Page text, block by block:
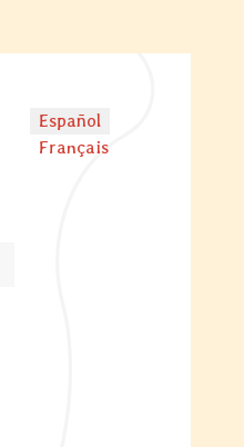
Seleccione su idioma
Español
Français